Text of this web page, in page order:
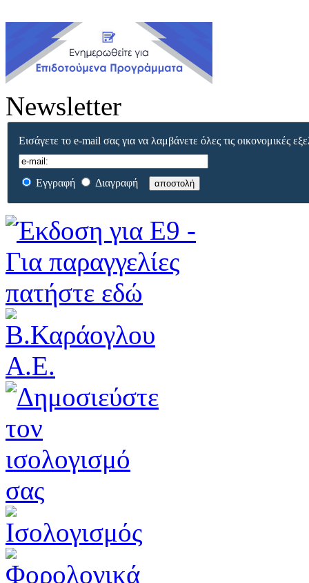
Newsletter
Εισάγετε το e-mail σας για να λαμβάνετε όλες τις οικονομικές
Εγγραφή Διαγραφή αποστολή